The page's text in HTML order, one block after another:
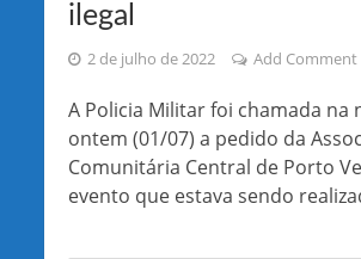
ilegal
2 de julho de 2022 Add Comment
A Policia Militar foi chamada na
ontem (01/07) a pedido da
Comunitária Central de Porto
evento que estava sendo